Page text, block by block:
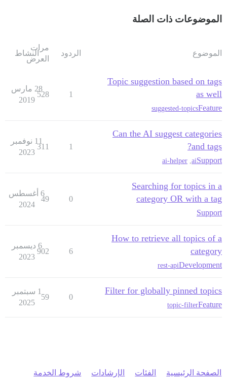
الموضوعات ذات الصلة
الموضوع الردود
مرات
العرض
النشاط
Topic suggestion based on tags
as well
Feature
suggested-topics
1
528
28 مارس
2019
Can the AI suggest categories
and tags?
Support
ai
ai-helper
1
311
11 نوفمبر
2023
Searching for topics in a
category OR with a tag
Support
0
49
6 أغسطس
2024
How to retrieve all topics of a
category
Development
rest-api
6
902
6 ديسمبر
2023
Filter for globally pinned topics
Feature
topic-filter
0
59
1 سبتمبر
2025
الصفحة الرئيسية الفئات الإرشادات شروط الخدمة